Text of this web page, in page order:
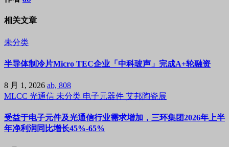
相关文章
未分类
半导体制冷片Micro TEC企业「中科玻声」完成A+轮融资
8 月 1, 2026 ab, 808
MLCC 光通信 未分类 电子元器件 艾邦陶瓷展
受益于电子元件及光通信行业需求增加，三环集团2026年上半
年净利润同比增长45%-65%